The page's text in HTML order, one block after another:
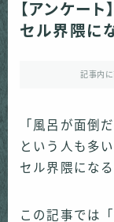
運営者情報
お問い合わせ
【アンケー
セル界隈に
記事内
「風呂が面倒
という人も多
セル界隈にな
この記事では